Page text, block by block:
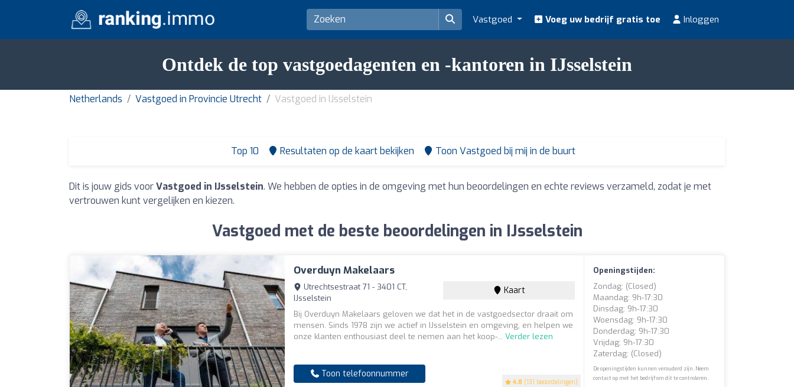
Vastgoed Voeg uw bedrijf gratis toe Inloggen
Ontdek de top vastgoedagenten en -kantoren in IJsselstein
Netherlands Vastgoed in Provincie Utrecht Vastgoed in IJsselstein
Top 10 Resultaten op de kaart bekijken Toon Vastgoed bij mij in de buurt
Dit is jouw gids voorVastgoed in IJsselstein. We hebben de opties in de omgeving met hun beoordelingen en echte reviews verzameld, zodat je met
vertrouwen kunt vergelijken en kiezen.
Vastgoed met de beste beoordelingen in IJsselstein
Overduyn Makelaars
4.8 (131 beoordelingen)
Utrechtsestraat 71 - 3401 CT,
IJsselstein
Kaart
Bij Overduyn Makelaars geloven we dat het in de vastgoedsector draait om
mensen. Sinds 1978 zijn we actief in IJsselstein en omgeving, en helpen we
onze klanten enthousiast deel te nemen aan het koop-...Verder lezen
Toon telefoonnummer
Openingstijden:
Zondag: (closed)
Maandag: 9h-17:30
Dinsdag: 9h-17:30
Woensdag: 9h-17:30
Donderdag: 9h-17:30
Vrijdag: 9h-17:30
Zaterdag: (closed)
De openingstijden kunnen verouderd zijn. Neem
contact op met het bedrijf om dit te controleren.